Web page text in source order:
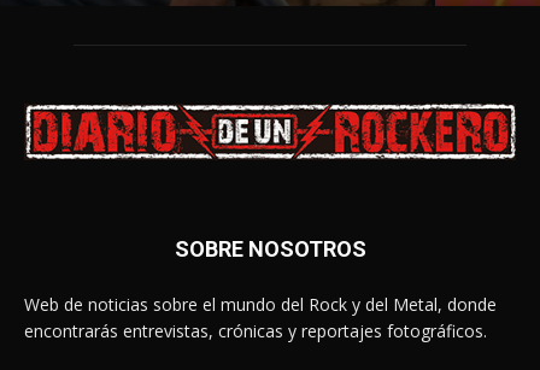
SOBRE NOSOTROS
Web de noticias sobre el mundo del Rock y del Metal, donde
encontrarás entrevistas, crónicas y reportajes fotográficos.